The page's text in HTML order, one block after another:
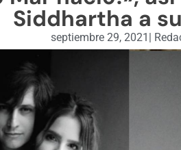
Siddhartha a
septiembre 29, 2021